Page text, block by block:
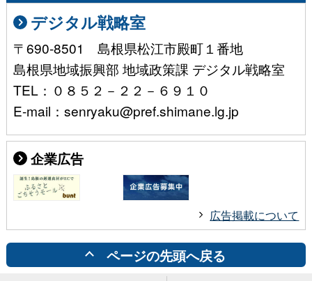
デジタル戦略室
〒690-8501 島根県松江市殿町１番地
島根県地域振興部 地域政策課 デジタル戦略室
TEL：０８５２－２２－６９１０
E-mail：senryaku@pref.shimane.lg.jp
企業広告
広告掲載について
ページの先頭へ戻る